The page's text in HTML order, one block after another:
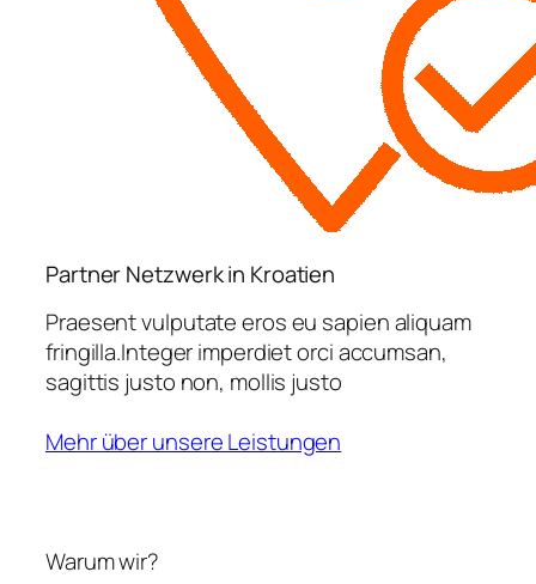
Partner Netzwerk in Kroatien
Praesent vulputate eros eu sapien aliquam
fringilla.Integer imperdiet orci accumsan,
sagittis justo non, mollis justo
Mehr über unsere Leistungen
Warum wir?